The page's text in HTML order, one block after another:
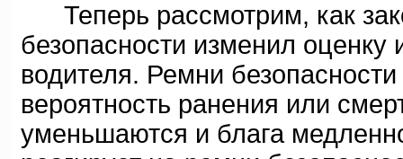
Теперь рассмотрим, как
безопасности изменил оценку
водителя. Ремни
вероятность ранения или
уменьшаются и блага